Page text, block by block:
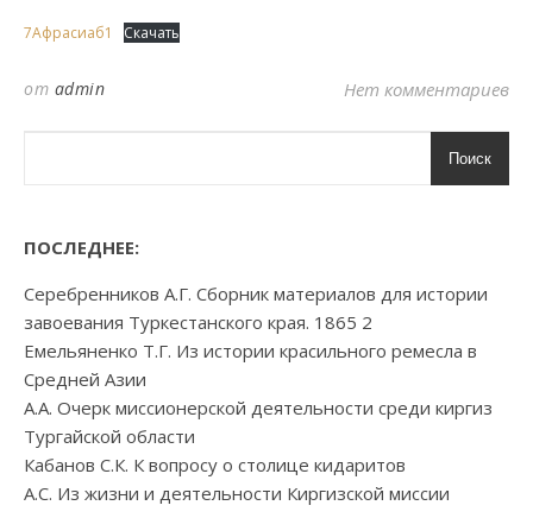
7Афрасиаб1 Скачать
от admin Нет комментариев
Поиск
ПОСЛЕДНЕЕ:
Серебренников А.Г. Сборник материалов для истории
завоевания Туркестанского края. 1865 2
Емельяненко Т.Г. Из истории красильного ремесла в
Средней Азии
А.А. Очерк миссионерской деятельности среди киргиз
Тургайской области
Кабанов С.К. К вопросу о столице кидаритов
А.С. Из жизни и деятельности Киргизской миссии